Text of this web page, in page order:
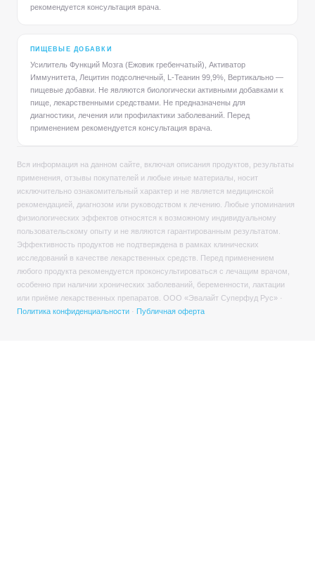
рекомендуется консультация врача.
ПИЩЕВЫЕ ДОБАВКИ
Усилитель Функций Мозга (Ежовик гребенчатый), Активатор
Иммунитета, Лецитин подсолнечный, L-Теанин 99,9%, Вертикально —
пищевые добавки. Не являются биологически активными добавками к
пище, лекарственными средствами. Не предназначены для
диагностики, лечения или профилактики заболеваний. Перед
применением рекомендуется консультация врача.
Вся информация на данном сайте, включая описания продуктов, результаты
применения, отзывы покупателей и любые иные материалы, носит
исключительно ознакомительный характер и не является медицинской
рекомендацией, диагнозом или руководством к лечению. Любые упоминания
физиологических эффектов относятся к возможному индивидуальному
пользовательскому опыту и не являются гарантированным результатом.
Эффективность продуктов не подтверждена в рамках клинических
исследований в качестве лекарственных средств. Перед применением
любого продукта рекомендуется проконсультироваться с лечащим врачом,
особенно при наличии хронических заболеваний, беременности, лактации
или приёме лекарственных препаратов. ООО «Эвалайт Суперфуд Рус» ·
Политика конфиденциальности · Публичная оферта